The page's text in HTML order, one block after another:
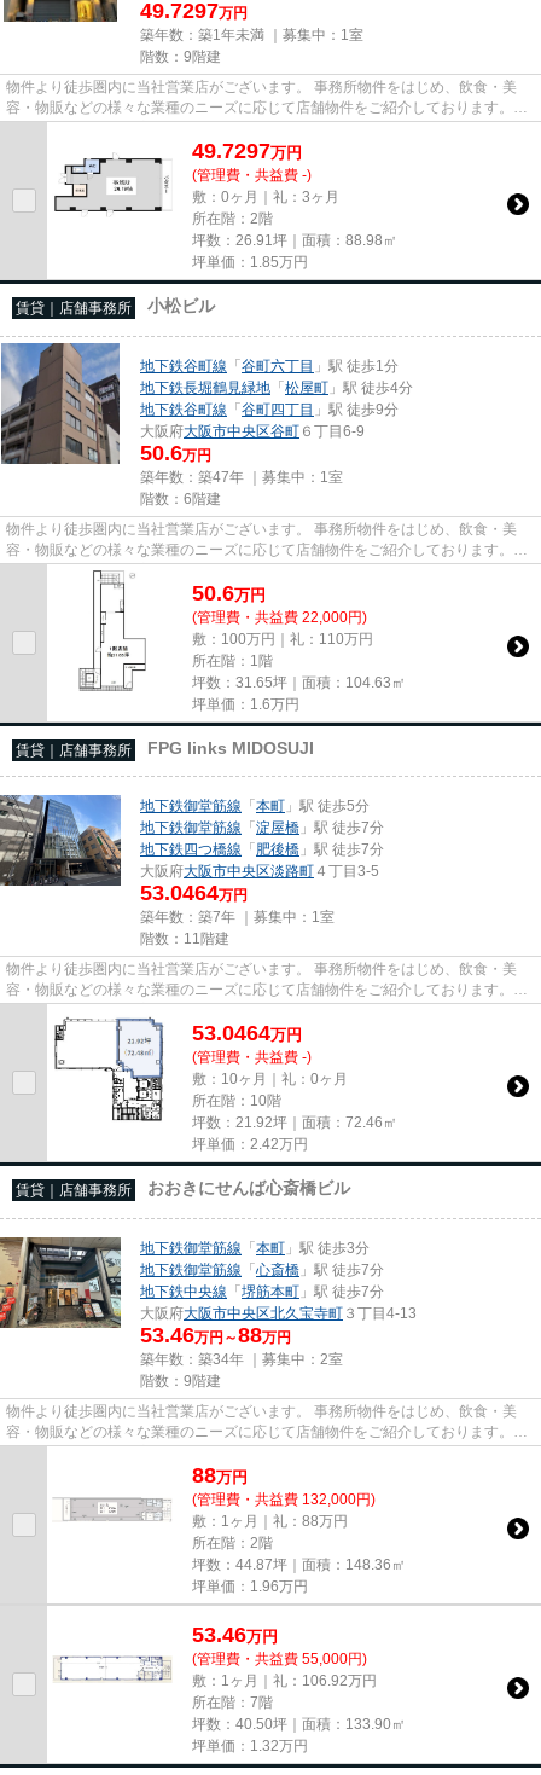
49.7297万円
築年数：築1年未満 ｜募集中： 1室
階数：9階建
物件より徒歩圏内に当社営業店がございます。 事務所物件をはじめ、飲食・美
容・物販などの様々な業種のニーズに応じて店舗物件をご紹介しております。
尚、弊社ではおとり広告は一切...
49.7297万円
(管理費・共益費 -)
敷：0ヶ月｜礼：3ヶ月
所在階：2階
坪数：26.91坪｜面積：88.98㎡
坪単価： 1.85万円
賃貸｜店舗事務所 小松ビル
地下鉄谷町線 「谷町六丁目 」駅 徒歩1分
地下鉄長堀鶴見緑地 「松屋町 」駅 徒歩4分
地下鉄谷町線 「谷町四丁目 」駅 徒歩9分
大阪府大阪市中央区谷町 ６丁目6-9
50.6万円
築年数：築47年 ｜募集中： 1室
階数：6階建
物件より徒歩圏内に当社営業店がございます。 事務所物件をはじめ、飲食・美
容・物販などの様々な業種のニーズに応じて店舗物件をご紹介しております。
尚、弊社ではおとり広告は一切...
50.6万円
(管理費・共益費 22,000円)
敷：100万円｜礼：110万円
所在階：1階
坪数：31.65坪｜面積：104.63㎡
坪単価： 1.6万円
賃貸｜店舗事務所 FPG links MIDOSUJI
地下鉄御堂筋線 「本町 」駅 徒歩5分
地下鉄御堂筋線 「淀屋橋 」駅 徒歩7分
地下鉄四つ橋線 「肥後橋 」駅 徒歩7分
大阪府大阪市中央区淡路町 ４丁目3-5
53.0464万円
築年数：築7年 ｜募集中： 1室
階数：11階建
物件より徒歩圏内に当社営業店がございます。 事務所物件をはじめ、飲食・美
容・物販などの様々な業種のニーズに応じて店舗物件をご紹介しております。
尚、弊社ではおとり広告は一切...
53.0464万円
(管理費・共益費 -)
敷：10ヶ月｜礼：0ヶ月
所在階：10階
坪数：21.92坪｜面積：72.46㎡
坪単価： 2.42万円
賃貸｜店舗事務所 おおきにせんば心斎橋ビル
地下鉄御堂筋線 「本町 」駅 徒歩3分
地下鉄御堂筋線 「心斎橋 」駅 徒歩7分
地下鉄中央線 「堺筋本町 」駅 徒歩7分
大阪府大阪市中央区北久宝寺町 ３丁目4-13
53.46万円～88万円
築年数：築34年 ｜募集中： 2室
階数：9階建
物件より徒歩圏内に当社営業店がございます。 事務所物件をはじめ、飲食・美
容・物販などの様々な業種のニーズに応じて店舗物件をご紹介しております。
尚、弊社ではおとり広告は一切...
88万円
(管理費・共益費 132,000円)
敷：1ヶ月｜礼：88万円
所在階：2階
坪数：44.87坪｜面積：148.36㎡
坪単価： 1.96万円
53.46万円
(管理費・共益費 55,000円)
敷：1ヶ月｜礼：106.92万円
所在階：7階
坪数：40.50坪｜面積：133.90㎡
坪単価： 1.32万円